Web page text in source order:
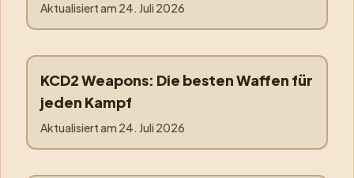
Aktualisiert am 24. Juli 2026
weapons
KCD2 Weapons: Die besten Waffen für
jeden Kampf
Aktualisiert am 24. Juli 2026